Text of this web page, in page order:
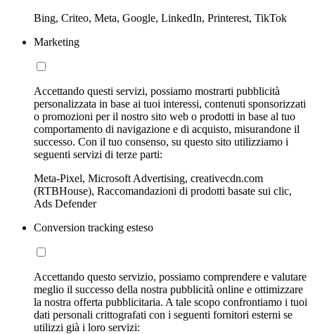
Bing, Criteo, Meta, Google, LinkedIn, Printerest, TikTok
Marketing
Accettando questi servizi, possiamo mostrarti pubblicità
personalizzata in base ai tuoi interessi, contenuti sponsorizzati
o promozioni per il nostro sito web o prodotti in base al tuo
comportamento di navigazione e di acquisto, misurandone il
successo. Con il tuo consenso, su questo sito utilizziamo i
seguenti servizi di terze parti:
Meta-Pixel, Microsoft Advertising, creativecdn.com
(RTBHouse), Raccomandazioni di prodotti basate sui clic,
Ads Defender
Conversion tracking esteso
Accettando questo servizio, possiamo comprendere e valutare
meglio il successo della nostra pubblicità online e ottimizzare
la nostra offerta pubblicitaria. A tale scopo confrontiamo i tuoi
dati personali crittografati con i seguenti fornitori esterni se
utilizzi già i loro servizi: